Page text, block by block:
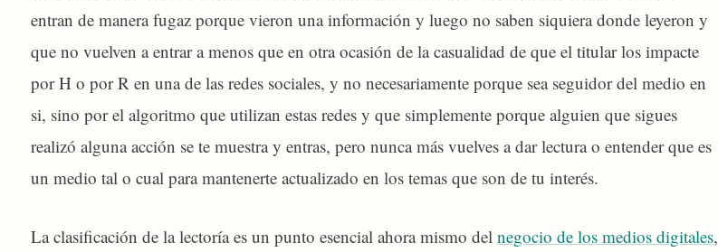
entran de manera fugaz porque vieron una información y luego no saben siquiera donde leyeron y
que no vuelven a entrar a menos que en otra ocasión de la casualidad de que el titular los impacte
por H o por R en una de las redes sociales, y no necesariamente porque sea seguidor del medio en
si, sino por el algoritmo que utilizan estas redes y que simplemente porque alguien que sigues
realizó alguna acción se te muestra y entras, pero nunca más vuelves a dar lectura o entender que es
un medio tal o cual para mantenerte actualizado en los temas que son de tu interés.
La clasificación de la lectoría es un punto esencial ahora mismo delnegocio de los medios digitales,